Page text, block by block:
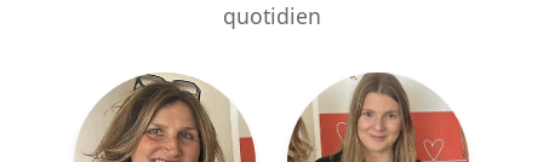
quotidien